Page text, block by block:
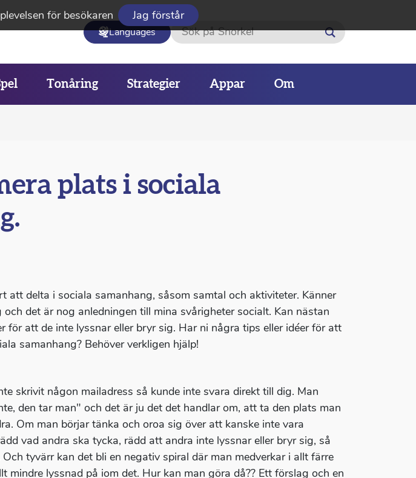
för besökaren Jag förstår
Languages Sök
Tonåring Strategier Appar Om
plats i sociala
att delta i sociala samanhang, såsom samtal och aktiviteter. Känner
det är nog anledningen till mina svårigheter socialt. Kan nästan
för att de inte lyssnar eller bryr sig. Har ni några tips eller idéer för att
samanhang? Behöver verkligen hjälp!
skrivit någon mailadress så kunde inte svara direkt till dig. Man
den tar man" och det är ju det det handlar om, att ta den plats man
Om man börjar tänka och oroa sig över att kanske inte vara
vad andra ska tycka, rädd att andra inte lyssnar eller bryr sig, så
tyvärr kan det bli en negativ spiral där man medverkar i allt färre
mindre lyssnad på iom det. Hur kan man göra då?? Ett förslag och en